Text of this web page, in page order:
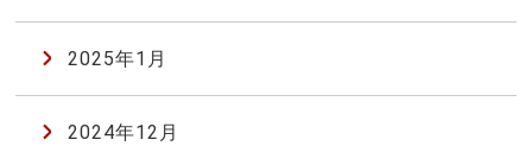
2025年1月
2024年12月